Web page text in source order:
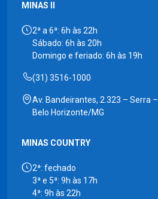
MINAS II
2ª a 6ª: 6h às 22h
Sábado: 6h às 20h
Domingo e feriado: 6h às 19h
(31) 3516-1000
Av. Bandeirantes, 2.323 – Serra –
Belo Horizonte/MG
MINAS COUNTRY
2ª: fechado
3ª e 5ª: 9h às 17h
4ª: 9h às 22h